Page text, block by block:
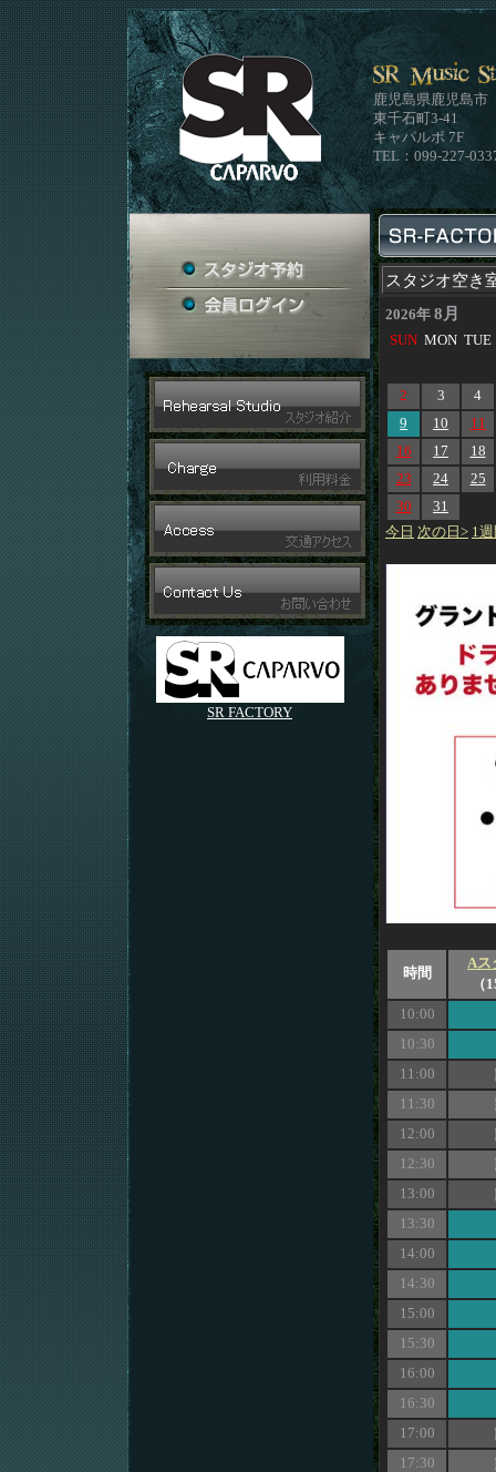
SR FACTORY
鹿児島県鹿児島市
東千石町3-41
キャパルボ 7F
TEL：099-227-
スタジオ空き
2026年 8月
SUN MON TUE
2 3
4
9
10
11
16
17
18
23
24
25
30
31
今日 次の日> 1
時間
Aス
（
10:00
10:30
11:00
11:30
12:00
12:30
13:00
13:30
14:00
14:30
15:00
15:30
16:00
16:30
17:00
17:30